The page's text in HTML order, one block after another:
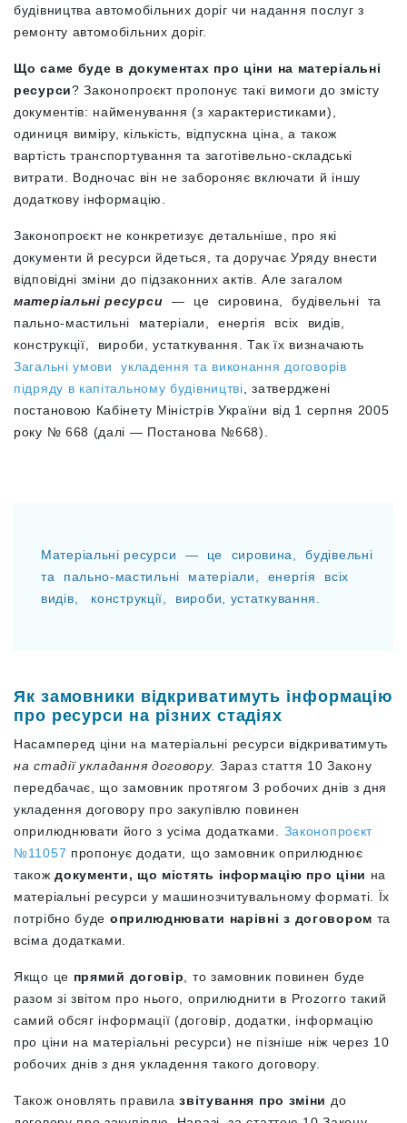
будівництва автомобільних доріг чи надання послуг з
ремонту автомобільних доріг.
Що саме буде в документах про ціни на матеріальні
ресурси? Законопроєкт пропонує такі вимоги до змісту
документів: найменування (з характеристиками),
одиниця виміру, кількість, відпускна ціна, а також
вартість транспортування та заготівельно-складські
витрати. Водночас він не забороняє включати й іншу
додаткову інформацію.
Законопроєкт не конкретизує детальніше, про які
документи й ресурси йдеться, та доручає Уряду внести
відповідні зміни до підзаконних актів. Але загалом
матеріальні ресурси
— це сировина, будівельні та
пально-мастильні матеріали, енергія всіх видів,
конструкції, вироби, устаткування. Так їх визначають
Загальні умови укладення та виконання договорів
підряду в капітальному будівництві , затверджені
постановою Кабінету Міністрів України від 1 серпня 2005
року № 668 (далі — Постанова №668).
Матеріальні ресурси — це сировина, будівельні
та пально-мастильні матеріали, енергія всіх
видів, конструкції, вироби, устаткування.
Як замовники відкриватимуть інформацію
про ресурси на різних стадіях
Насамперед ціни на матеріальні ресурси відкриватимуть
на стадії укладання договору. Зараз стаття 10 Закону
передбачає, що замовник протягом 3 робочих днів з дня
укладення договору про закупівлю повинен
оприлюднювати його з усіма додатками. Законопроєкт
№11057 пропонує додати, що замовник оприлюднює
такождокументи, що містять інформацію про ціни на
матеріальні ресурси у машинозчитувальному форматі. Їх
потрібно буде оприлюднювати нарівні з договором та
всіма додатками.
Якщо це прямий договір , то замовник повинен буде
разом зі звітом про нього, оприлюднити в Prozorro такий
самий обсяг інформації (договір, додатки, інформацію
про ціни на матеріальні ресурси) не пізніше ніж через 10
робочих днів з дня укладення такого договору.
Також оновлять правилазвітування про зміни до